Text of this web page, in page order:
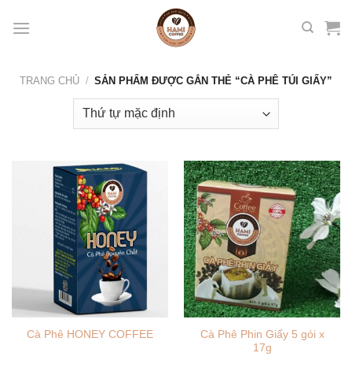
TRANG CHỦ / SẢN PHẨM ĐƯỢC GẮN THẺ “CÀ PHÊ TÚI GIẤY”
Cà Phê HONEY COFFEE
Cà Phê Phin Giấy 5 gói x
17g